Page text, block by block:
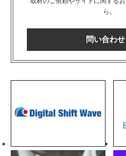
ら。
問い合わ